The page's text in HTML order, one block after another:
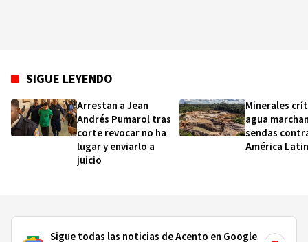
SIGUE LEYENDO
Arrestan a Jean
Andrés Pumarol tras
corte revocar no ha
lugar y enviarlo a
juicio
Minerales
agua
sendas
América
Sigue todas las noticias de Acento en Google